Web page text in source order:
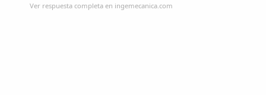
Ver respuesta completa en ingemecanica.com